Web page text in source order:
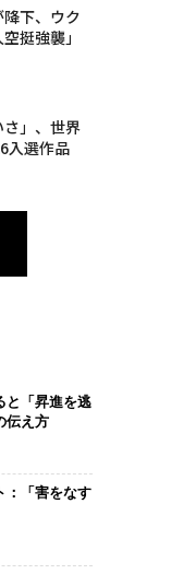
下、ウク
挺強襲」
」、世界
入選作品
と「昇進を逃
伝え方
：「害をなす